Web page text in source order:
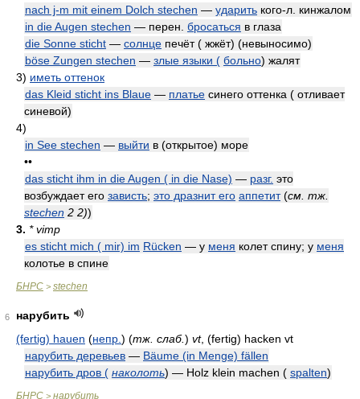
nach j-m mit einem Dolch stechen — ударить кого-л. кинжалом
in die Augen stechen — перен. бросаться в глаза
die Sonne sticht — солнце печёт ( жжёт) (невыносимо)
böse Zungen stechen — злые языки ( больно) жалят
3) иметь оттенок
das Kleid sticht ins Blaue — платье синего оттенка ( отливает
синевой)
4)
in See stechen — выйти в (открытое) море
••
das sticht ihm in die Augen ( in die Nase) — разг. это
возбуждает его зависть; это дразнит его аппетит (см. тж.
stechen 2 2))
3. * vimp
es sticht mich ( mir) im Rücken — у меня колет спину; у меня
колотье в спине
БНРС > stechen
6
нарубить
(fertig) hauen (непр. ) (тж. слаб.) vt, (fertig) hacken vt
нарубить деревьев — Bäume (in Menge) fällen
нарубить дров ( наколоть) — Holz klein machen ( spalten)
БНРС > нарубить